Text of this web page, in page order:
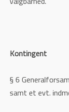
Kontingent
§ 6
samt et evt.